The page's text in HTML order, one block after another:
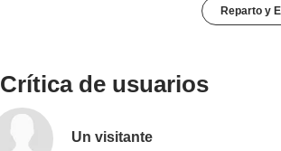
Reparto y
Crítica de usuarios
Un visitante